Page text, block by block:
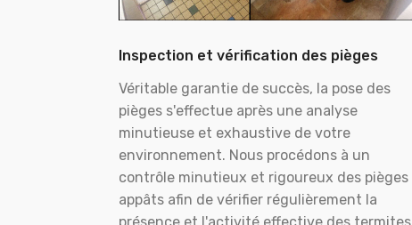
Inspection et vérification des pièges
Véritable garantie de succès, la pose des
pièges s'effectue après une analyse
minutieuse et exhaustive de votre
environnement. Nous procédons à un
contrôle minutieux et rigoureux des pièges
appâts afin de vérifier régulièrement la
présence et l'activité effective des termites